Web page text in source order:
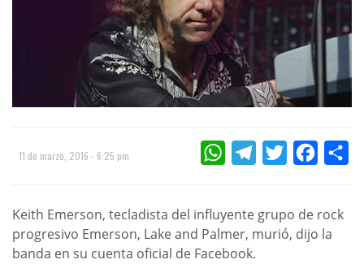
11 de marzo, 2016 - 6:25 pm WHATSAPPTELEGRAMTWITTER
Keith Emerson, tecladista del influyente grupo de rock
progresivo Emerson, Lake and Palmer, murió, dijo la
banda en su cuenta oficial de Facebook.